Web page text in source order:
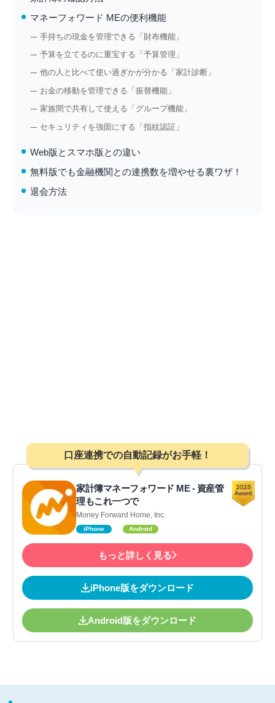
マネーフォワード MEの便利機能
手持ちの現金を管理できる「財布機能」
予算を立てるのに重宝する「予算管理」
他の人と比べて使い過ぎかが分かる「家計診断」
お金の移動を管理できる「振替機能」
家族間で共有して使える「グループ機能」
セキュリティを強固にする「指紋認証」
Web版とスマホ版との違い
無料版でも金融機関との連携数を増やせる裏ワザ！
退会方法
口座連携での自動記録がお手軽！
家計簿マネーフォワード ME - 資産管
理もこれ一つで
Money Forward Home, Inc.
iPhone Android
もっと詳しく見る
iPhone版をダウンロード
Android版をダウンロード